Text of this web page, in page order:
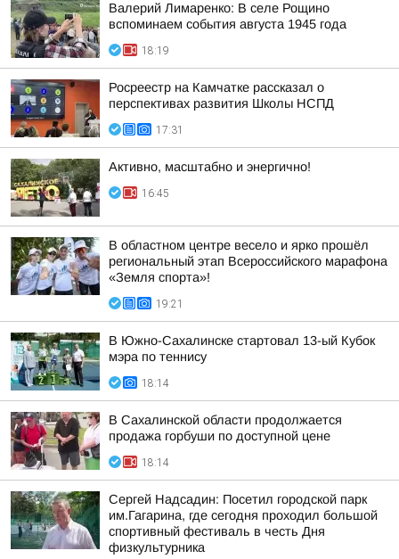
Валерий Лимаренко: В селе Рощино
вспоминаем события августа 1945 года
18:19
Росреестр на Камчатке рассказал о
перспективах развития Школы НСПД
17:31
Активно, масштабно и энергично!
16:45
В областном центре весело и ярко прошёл
региональный этап Всероссийского марафона
«Земля спорта»!
19:21
В Южно-Сахалинске стартовал 13-ый Кубок
мэра по теннису
18:14
В Сахалинской области продолжается
продажа горбуши по доступной цене
18:14
Сергей Надсадин: Посетил городской парк
им.Гагарина, где сегодня проходил большой
спортивный фестиваль в честь Дня
физкультурника